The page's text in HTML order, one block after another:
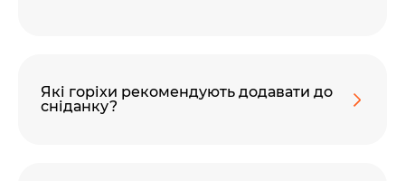
Які горіхи рекомендують додавати до
сніданку?